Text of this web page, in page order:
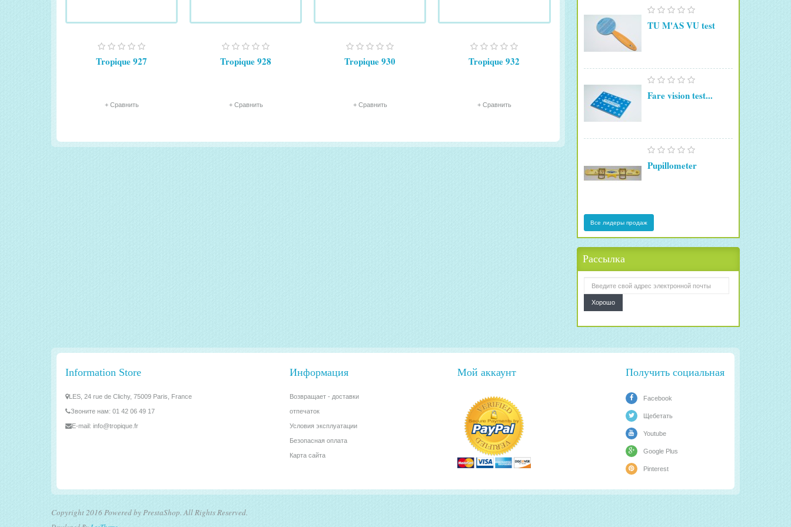
Tropique 927
+ Сравнить
Tropique 928
+ Сравнить
Tropique 930
+ Сравнить
Tropique 932
+ Сравнить
TU M'AS VU test
Fare vision test...
Pupillometer
Все лидеры продаж
Рассылка
Хорошо
Information Store
LES, 24 rue de Clichy, 75009 Paris, France
Звоните нам: 01 42 06 49 17
E-mail: info@tropique.fr
Информация
Возвращает - доставки
отпечаток
Условия эксплуатации
Безопасная оплата
Карта сайта
Мой аккаунт Получить социальная
Facebook
Щебетать
Youtube
Google Plus
Pinterest
Copyright 2016 Powered by PrestaShop. All Rights Reserved.